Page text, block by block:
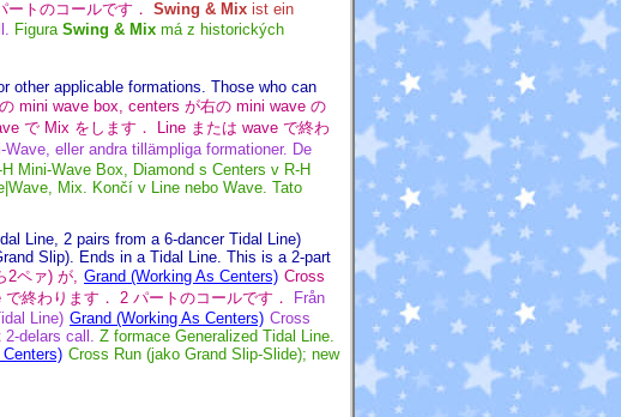
トのコールです． Swing & Mix ist ein
Figura Swing & Mix má z historických
other applicable formations. Those who can
mini wave box, centers が右の mini wave の
で Mix をします． Line または wave で終わ
eller andra tillämpliga formationer. De
Mini-Wave Box, Diamond s Centers v R-H
Mix. Končí v Line nebo Wave. Tato
Line, 2 pairs from a 6-dancerTidal Line)
Slip). Ends in a Tidal Line. This is a 2-part
2ペァ) が, Grand (Working As Centers) Cross
終わります． 2 パートのコールです．
Från
Line) Grand (Working As Centers) Cross
delars call.
Z formace Generalized Tidal Line.
Cross Run (jako Grand Slip-Slide); new